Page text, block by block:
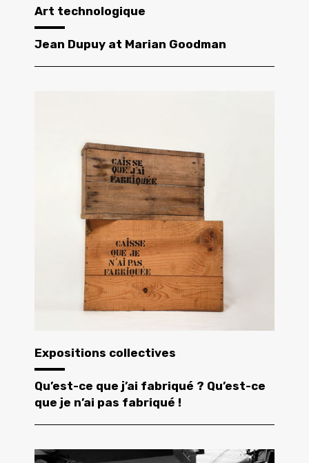
Art technologique
Jean Dupuy at Marian Goodman
Expositions collectives
Qu’est-ce que j’ai fabriqué ? Qu’est-ce
que je n’ai pas fabriqué !